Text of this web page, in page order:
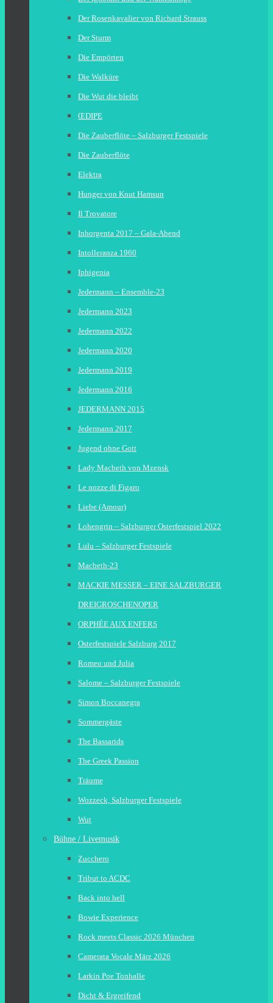
Der Rosenkavalier von Richard Strauss
Der Sturm
Die Empörten
Die Walküre
Die Wut die bleibt
ŒDIPE
Die Zauberflöte – Salzburger Festspiele
Die Zauberflöte
Elektra
Hunger von Knut Hamsun
Il Trovatore
Inhorgenta 2017 – Gala-Abend
Intolleranza 1960
Iphigenia
Jedermann – Ensemble-23
Jedermann 2023
Jedermann 2022
Jedermann 2020
Jedermann 2019
Jedermann 2016
JEDERMANN 2015
Jedermann 2017
Jugend ohne Gott
Lady Macbeth von Mzensk
Le nozze di Figaro
Liebe (Amour)
Lohengrin – Salzburger Osterfestspiel 2022
Lulu – Salzburger Festspiele
Macbeth-23
MACKIE MESSER – EINE SALZBURGER
DREIGROSCHENOPER
ORPHÉE AUX ENFERS
Osterfestspiele Salzburg 2017
Romeo und Julia
Salome – Salzburger Festspiele
Simon Boccanegra
Sommergäste
The Bassarids
The Greek Passion
Träume
Wozzeck, Salzburger Festspiele
Wut
Bühne / Livemusik
Zucchero
Tribut to ACDC
Back into hell
Bowie Experience
Rock meets Classic 2026 München
Camerata Vocale März 2026
Larkin Poe Tonhalle
Dicht & Ergreifend